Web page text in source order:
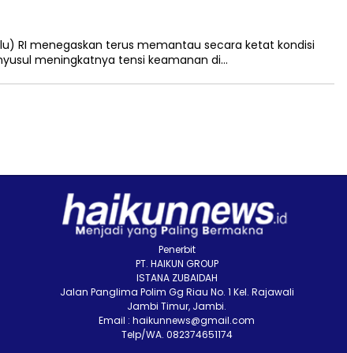
RI menegaskan terus memantau secara ketat kondisi
meningkatnya tensi keamanan di…
Penerbit
PT. HAIKUN GROUP
ISTANA ZUBAIDAH
Jalan Panglima Polim Gg Riau No. 1 Kel. Rajawali
Jambi Timur, Jambi.
Email : haikunnews@gmail.com
Telp/WA. 082374651174